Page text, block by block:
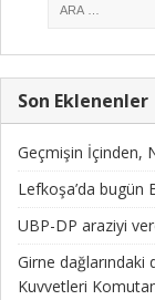
Son Eklenenler
Geçmişin İçinden,
Lefkoşa’da bugün
UBP-DP araziyi
Girne dağlarındaki
Kuvvetleri